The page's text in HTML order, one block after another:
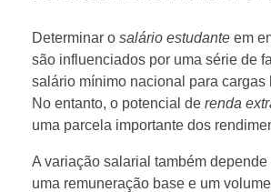
Determinar o salário estudante em
são influenciados por uma série de
salário mínimo nacional para
No entanto, o potencial de renda
uma parcela importante dos
A variação salarial também
uma remuneração base e um